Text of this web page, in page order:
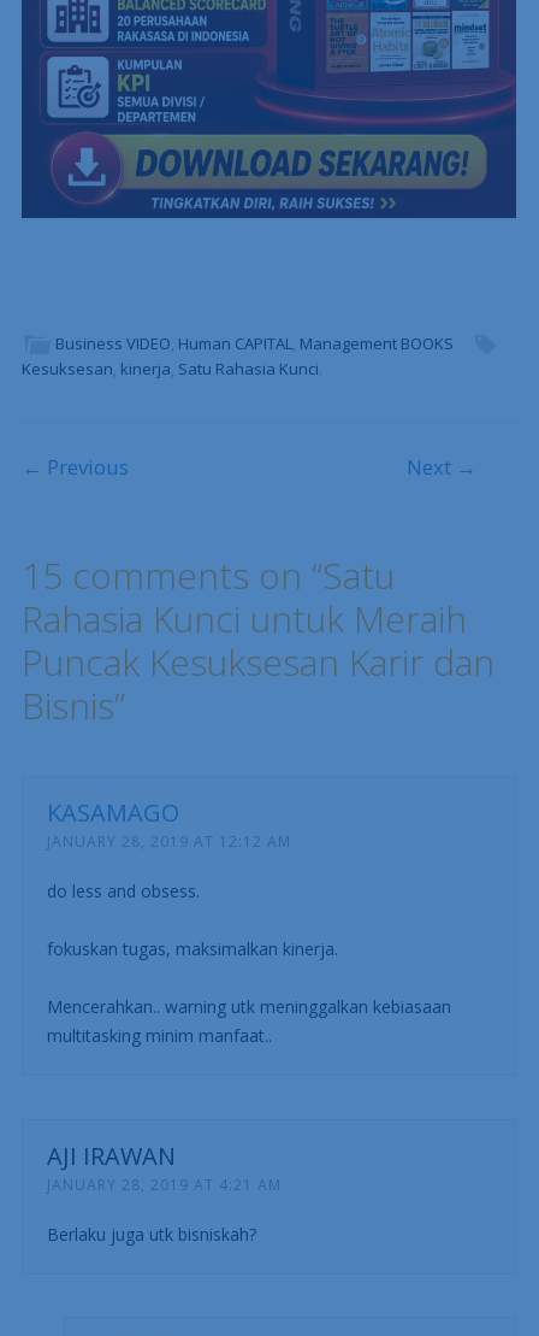
Business VIDEO, Human CAPITAL, Management BOOKS
Kesuksesan, kinerja, Satu Rahasia Kunci.
Post navigation
← Previous Next →
15 comments on “Satu
Rahasia Kunci untuk Meraih
Puncak Kesuksesan Karir dan
Bisnis”
KASAMAGO
JANUARY 28, 2019 AT 12:12 AM
do less and obsess.
fokuskan tugas, maksimalkan kinerja.
Mencerahkan.. warning utk meninggalkan kebiasaan
multitasking minim manfaat..
AJI IRAWAN
JANUARY 28, 2019 AT 4:21 AM
Berlaku juga utk bisniskah?